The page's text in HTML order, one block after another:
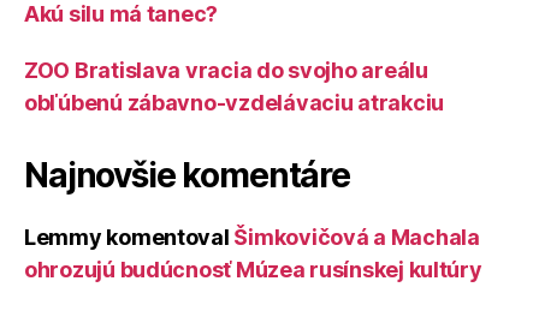
Akú silu má tanec?
ZOO Bratislava vracia do svojho areálu
obľúbenú zábavno-vzdelávaciu atrakciu
Najnovšie komentáre
Lemmy komentoval Šimkovičová a Machala
ohrozujú budúcnosť Múzea rusínskej kultúry